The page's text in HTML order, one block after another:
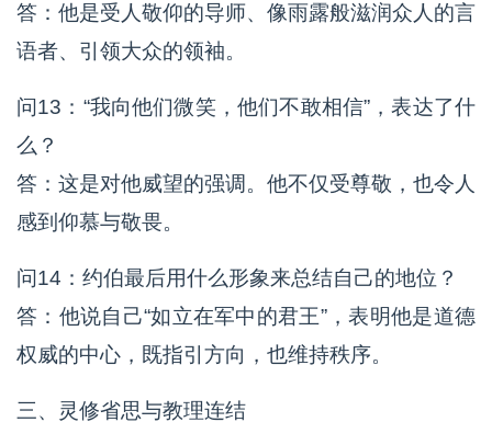
答：他是受人敬仰的导师、像雨露般滋润众人的言
语者、引领大众的领袖。
问13：“我向他们微笑，他们不敢相信”，表达了什
么？
答：这是对他威望的强调。他不仅受尊敬，也令人
感到仰慕与敬畏。
问14：约伯最后用什么形象来总结自己的地位？
答：他说自己“如立在军中的君王”，表明他是道德
权威的中心，既指引方向，也维持秩序。
三、灵修省思与教理连结